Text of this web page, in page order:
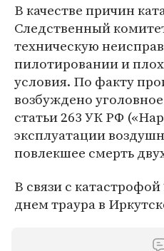
В качестве причин
Следственный
техническую
пилотировании и
условия. По факту
возбуждено
статьи 263 УК РФ
эксплуатации
повлекшее смерть
В связи с
днем траура в